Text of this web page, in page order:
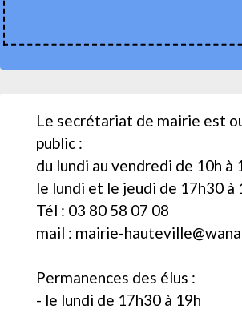
Le secrétariat de mairie est
public :
du lundi au vendredi de 10h à
le lundi et le jeudi de 17h30 à
Tél : 03 80 58 07 08
mail : mairie-
Permanences des élus :
- le lundi de 17h30 à 19h